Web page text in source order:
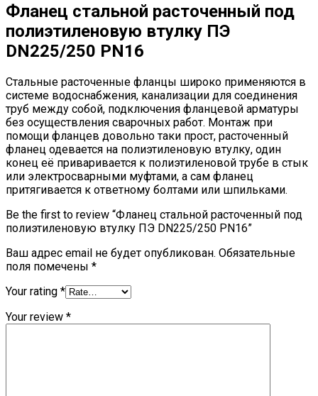
Фланец стальной расточенный под
полиэтиленовую втулку ПЭ
DN225/250 PN16
Стальные расточенные фланцы широко применяются в
системе водоснабжения, канализации для соединения
труб между собой, подключения фланцевой арматуры
без осуществления сварочных работ. Монтаж при
помощи фланцев довольно таки прост, расточенный
фланец одевается на полиэтиленовую втулку, один
конец её приваривается к полиэтиленовой трубе в стык
или электросварными муфтами, а сам фланец
притягивается к ответному болтами или шпильками.
Be the first to review “Фланец стальной расточенный под
полиэтиленовую втулку ПЭ DN225/250 PN16”
Ваш адрес email не будет опубликован. Обязательные
поля помечены *
Your rating *
Your review *